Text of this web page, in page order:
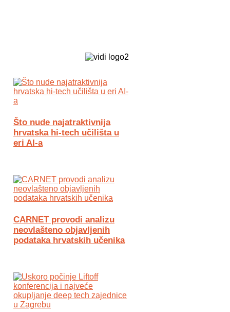
Što nude najatraktivnija
hrvatska hi-tech učilišta u
eri AI-a
CARNET provodi analizu
neovlašteno objavljenih
podataka hrvatskih učenika